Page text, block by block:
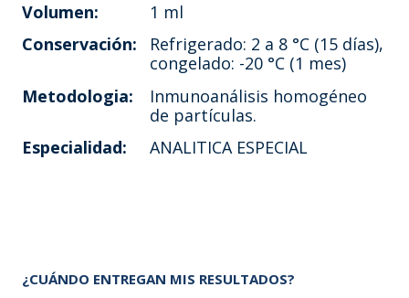
Volumen:
1 ml
Conservación:
Refrigerado: 2 a 8 °C (15 días),
congelado: -20 °C (1 mes)
Metodologia:
Inmunoanálisis homogéneo
de partículas.
Especialidad:
ANALITICA ESPECIAL
¿CUÁNDO ENTREGAN MIS RESULTADOS?